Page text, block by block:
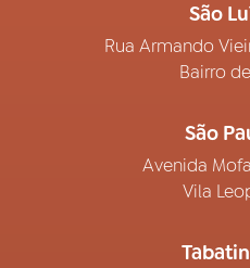
São
Rua Armando
Bairro
São
Avenida
Vila